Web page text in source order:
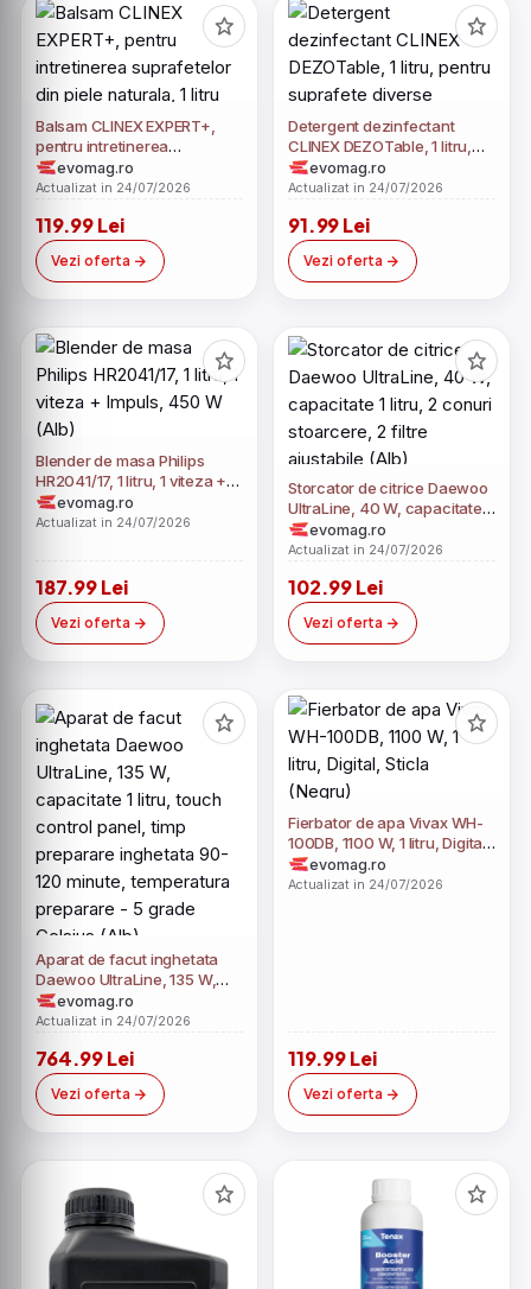
Balsam CLINEX EXPERT+,
pentru intretinerea
suprafetelor din piele
naturala, 1 litru
evomag.ro
Actualizat in 24/07/2026
119.99 Lei
Vezi oferta
Detergent dezinfectant
CLINEX DEZOTable, 1 litru,
pentru suprafete diverse
evomag.ro
Actualizat in 24/07/2026
91.99 Lei
Vezi oferta
Blender de masa Philips
HR2041/17, 1 litru, 1 viteza +
Impuls, 450 W (Alb)
evomag.ro
Actualizat in 24/07/2026
187.99 Lei
Vezi oferta
Storcator de citrice Daewoo
UltraLine, 40 W, capacitate 1
litru, 2 conuri stoarcere, 2
filtre ajustabile (Alb)
evomag.ro
Actualizat in 24/07/2026
102.99 Lei
Vezi oferta
Aparat de facut inghetata
Daewoo UltraLine, 135 W,
capacitate 1 litru, touch
control panel, timp
minute, temperatura
preparare - 5 grade Celsius
(Alb)
evomag.ro
Actualizat in 24/07/2026
764.99 Lei
Vezi oferta
Fierbator de apa Vivax WH-
100DB, 1100 W, 1 litru, Digital,
Sticla (Negru)
evomag.ro
Actualizat in 24/07/2026
119.99 Lei
Vezi oferta